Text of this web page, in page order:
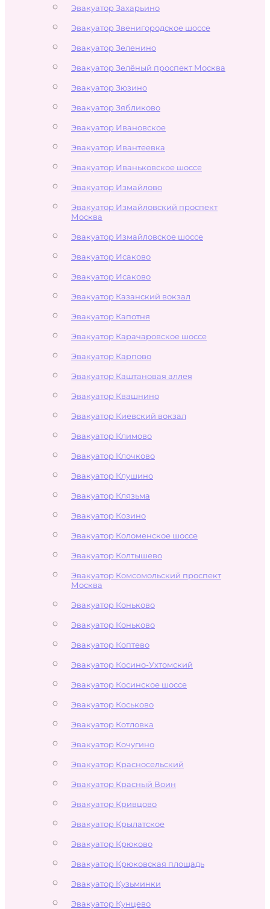
Эвакуатор Захарьино
Эвакуатор Звенигородское шоссе
Эвакуатор Зеленино
Эвакуатор Зелёный проспект Москва
Эвакуатор Зюзино
Эвакуатор Зябликово
Эвакуатор Ивановское
Эвакуатор Ивантеевка
Эвакуатор Иваньковское шоссе
Эвакуатор Измайлово
Эвакуатор Измайловский проспект
Москва
Эвакуатор Измайловское шоссе
Эвакуатор Исаково
Эвакуатор Исаково
Эвакуатор Казанский вокзал
Эвакуатор Капотня
Эвакуатор Карачаровское шоссе
Эвакуатор Карпово
Эвакуатор Каштановая аллея
Эвакуатор Квашнино
Эвакуатор Киевский вокзал
Эвакуатор Климово
Эвакуатор Клочково
Эвакуатор Клушино
Эвакуатор Клязьма
Эвакуатор Козино
Эвакуатор Коломенское шоссе
Эвакуатор Колтышево
Эвакуатор Комсомольский проспект
Москва
Эвакуатор Коньково
Эвакуатор Коньково
Эвакуатор Коптево
Эвакуатор Косино-Ухтомский
Эвакуатор Косинское шоссе
Эвакуатор Коськово
Эвакуатор Котловка
Эвакуатор Кочугино
Эвакуатор Красносельский
Эвакуатор Красный Воин
Эвакуатор Кривцово
Эвакуатор Крылатское
Эвакуатор Крюково
Эвакуатор Крюковская площадь
Эвакуатор Кузьминки
Эвакуатор Кунцево